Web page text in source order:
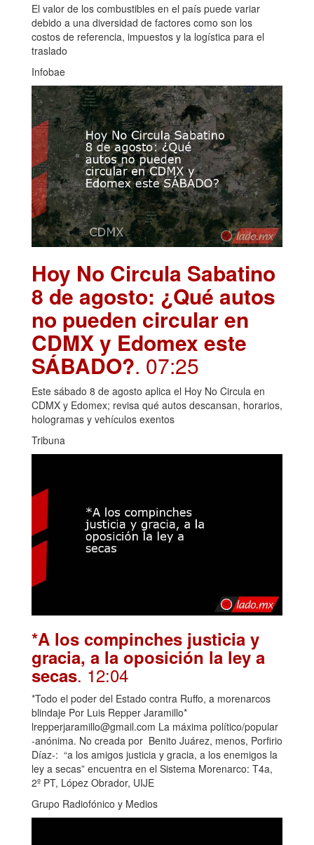
El valor de los combustibles en el país puede variar
debido a una diversidad de factores como son los
costos de referencia, impuestos y la logística para el
traslado
Infobae
Hoy No Circula Sabatino
8 de agosto: ¿Qué autos
no pueden circular en
CDMX y Edomex este
SÁBADO?. 07:25
Este sábado 8 de agosto aplica el Hoy No Circula en
CDMX y Edomex; revisa qué autos descansan, horarios,
hologramas y vehículos exentos
Tribuna
*A los compinches justicia y
gracia, a la oposición la ley a
secas. 12:04
*Todo el poder del Estado contra Ruffo, a morenarcos
blindaje Por Luis Repper Jaramillo*
lrepperjaramillo@gmail.com La máxima político/popular
-anónima. No creada por Benito Juárez, menos, Porfirio
Díaz-: “a los amigos justicia y gracia, a los enemigos la
ley a secas” encuentra en el Sistema Morenarco: T4a,
2º PT, López Obrador, UIJE
Grupo Radiofónico y Medios